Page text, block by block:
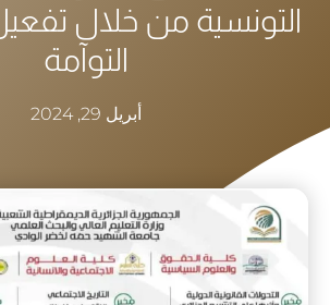
التونسية من خلال
التوآمة
أبريل 29, 2024